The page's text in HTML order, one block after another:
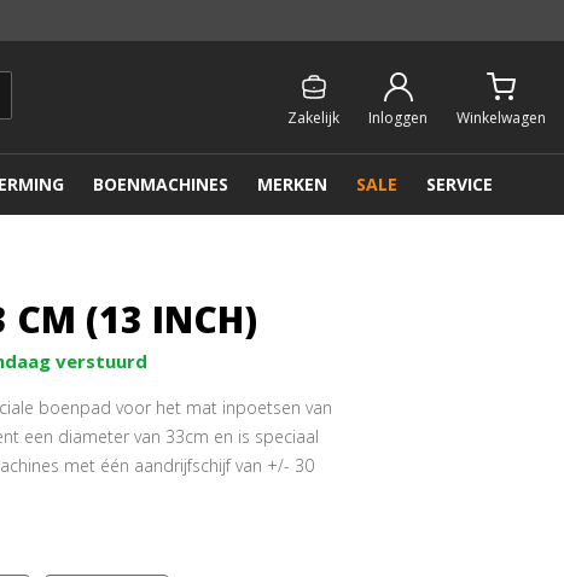
Zakelijk Inloggen Winkelwagen
BOENMACHINES MERKEN SALE SERVICE
CM (13 INCH)
verstuurd
boenpad voor het mat inpoetsen van
een diameter van 33cm en is speciaal
met één aandrijfschijf van +/- 30
inpoetsen van was en olie